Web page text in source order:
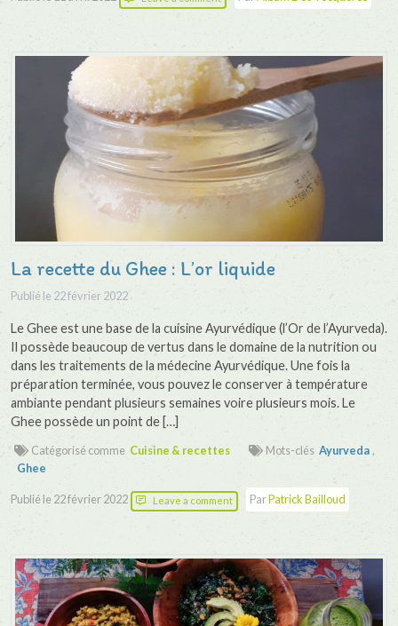
La recette du Ghee : L’or liquide
Publié le 22 février 2022
Le Ghee est une base de la cuisine Ayurvédique (l’Or de l’Ayurveda).
Il possède beaucoup de vertus dans le domaine de la nutrition ou
dans les traitements de la médecine Ayurvédique. Une fois la
préparation terminée, vous pouvez le conserver à température
ambiante pendant plusieurs semaines voire plusieurs mois. Le
Ghee possède un point de […]
Catégorisé comme Cuisine & recettes Mots-clés Ayurveda,
Ghee
Publié le 22 février 2022 Leave a comment ParPatrick Bailloud